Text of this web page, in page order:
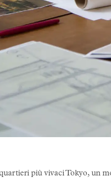
più vivaci Tokyo, un